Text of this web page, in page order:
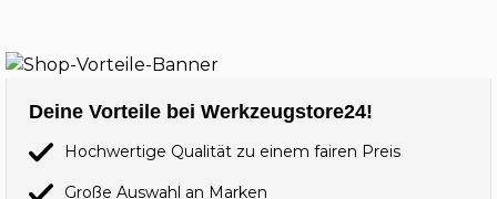
Deine Vorteile bei Werkzeugstore24!
Hochwertige Qualität zu einem fairen Preis
Große Auswahl an Marken